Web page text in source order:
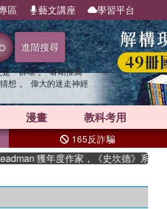
區 藝文講座 學習平台
進階搜尋
一群喵 、 暑期推薦
想 、 偉大的迷走神經
漫畫 教科考用
165反詐騙
獲年度作家，《史坎德》系列帶你